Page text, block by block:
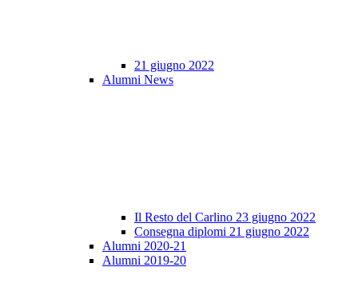
21 giugno 2022
Alumni News
Il Resto del Carlino 23 giugno 2022
Consegna diplomi 21 giugno 2022
Alumni 2020-21
Alumni 2019-20